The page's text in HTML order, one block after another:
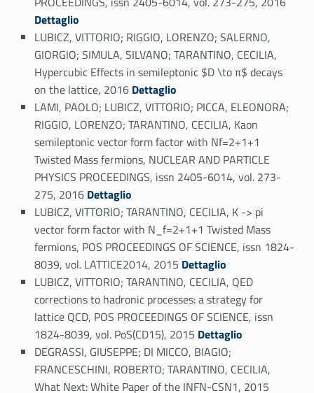
Dettaglio
LUBICZ, VITTORIO; RIGGIO, LORENZO; SALERNO,
GIORGIO; SIMULA, SILVANO; TARANTINO, CECILIA,
Hypercubic Effects in semileptonic $D \to π$ decays
on the lattice, 2016 Link identifier #identifier_person_148355-62
Dettaglio
LAMI, PAOLO; LUBICZ, VITTORIO; PICCA, ELEONORA;
RIGGIO, LORENZO; TARANTINO, CECILIA, Kaon
semileptonic vector form factor with Nf=2+1+1
Twisted Mass fermions, NUCLEAR AND PARTICLE
PHYSICS PROCEEDINGS, issn 2405-6014, vol. 273-
275, 2016 Link identifier #identifier_person_29147-63
Dettaglio
LUBICZ, VITTORIO; TARANTINO, CECILIA, K -> pi
vector form factor with N_f=2+1+1 Twisted Mass
fermions, POS PROCEEDINGS OF SCIENCE, issn 1824-
8039, vol. LATTICE2014, 2015 Link identifier #identifier_person_7656-64
Dettaglio
LUBICZ, VITTORIO; TARANTINO, CECILIA, QED
corrections to hadronic processes: a strategy for
lattice QCD, POS PROCEEDINGS OF SCIENCE, issn
1824-8039, vol. PoS(CD15), 2015 Link identifier #identifier_person_40816-65
Dettaglio
DEGRASSI, GIUSEPPE; DI MICCO, BIAGIO;
FRANCESCHINI, ROBERTO; TARANTINO, CECILIA,
What Next: White Paper of the INFN-CSN1, 2015Link identifier #identifier_person_116537-66